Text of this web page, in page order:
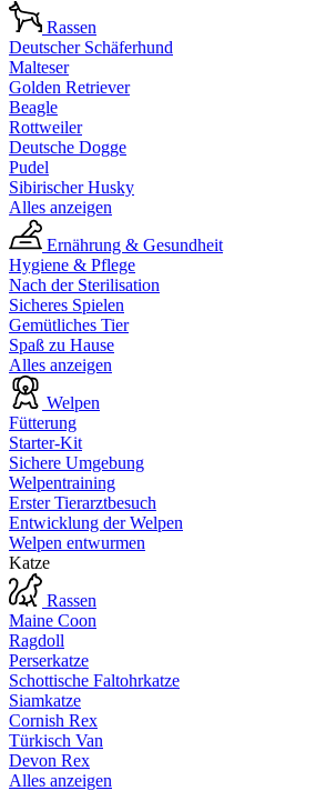
Rassen
Deutscher Schäferhund
Malteser
Golden Retriever
Beagle
Rottweiler
Deutsche Dogge
Pudel
Sibirischer Husky
Alles anzeigen
Ernährung & Gesundheit
Hygiene & Pflege
Nach der Sterilisation
Sicheres Spielen
Gemütliches Tier
Spaß zu Hause
Alles anzeigen
Welpen
Fütterung
Starter-Kit
Sichere Umgebung
Welpentraining
Erster Tierarztbesuch
Entwicklung der Welpen
Welpen entwurmen
Katze
Rassen
Maine Coon
Ragdoll
Perserkatze
Schottische Faltohrkatze
Siamkatze
Cornish Rex
Türkisch Van
Devon Rex
Alles anzeigen